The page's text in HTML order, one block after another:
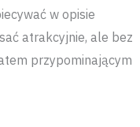
w opisie
atrakcyjnie, ale bez
przypominającym